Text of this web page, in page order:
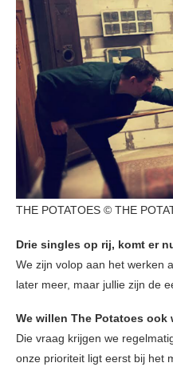
THE POTATOES © THE
Drie singles op rij, komt er
We zijn volop aan het werken
later meer, maar jullie zijn de
We willen The Potatoes ook
Die vraag krijgen we
onze prioriteit ligt eerst bij het